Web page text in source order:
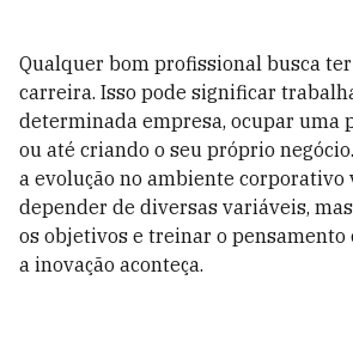
Qualquer bom profissional busca
carreira. Isso pode significar
determinada empresa, ocupar uma
ou até criando o seu próprio
a evolução no ambiente corporativo
depender de diversas variáveis,
os objetivos e treinar o
a inovação aconteça.